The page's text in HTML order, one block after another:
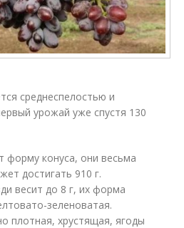
среднеспелостью и
урожай уже спустя 130
форму конуса, они весьма
достигать 910 г.
весит до 8 г, их форма
зеленоватая.
плотная, хрустящая, ягоды